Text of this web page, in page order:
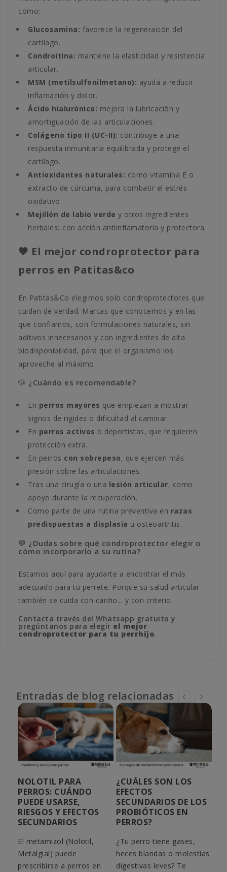
como:
Glucosamina: favorece la regeneración del
cartílago.
Condroitina: mantiene la elasticidad y resistencia
articular.
MSM (metilsulfonilmetano): ayuda a reducir
inflamación y dolor.
Ácido hialurónico: mejora la lubricación y
amortiguación de las articulaciones.
Colágeno tipo II (UC-II): contribuye a una
respuesta inmunitaria equilibrada y protege el
cartílago.
Antioxidantes naturales: como vitamina E o
extracto de cúrcuma, para combatir el estrés
oxidativo.
Mejillón de labio verde y otros ingredientes
herbales: con acción antiinflamatoria y protectora.
🧡 El mejor condroprotector para
perros en Patitas&co
En Patitas&Co elegimos solo condroprotectores que
cuidan de verdad. Marcas que conocemos y en las
que confiamos, con formulaciones naturales, sin
aditivos innecesarios y con ingredientes de alta
biodisponibilidad, para que el organismo los
aproveche al máximo.
🐶 ¿Cuándo es recomendable?
En perros mayores que empiezan a mostrar
signos de rigidez o dificultad al caminar.
En perros activos o deportistas, que requieren
protección extra.
En perros con sobrepeso, que ejercen más
presión sobre las articulaciones.
Tras una cirugía o una lesión articular, como
apoyo durante la recuperación.
Como parte de una rutina preventiva en razas
predispuestas a displasia u osteoartritis.
💬 ¿Dudas sobre qué condroprotector elegir o
cómo incorporarlo a su rutina?
Estamos aquí para ayudarte a encontrar el más
adecuado para tu perrete. Porque su salud articular
también se cuida con cariño... y con criterio.
Contacta través del Whatsapp gratuito y
pregúntanos para elegir el mejor
condroprotector para tu perrhijo.
Entradas de blog relacionadas
NOLOTIL PARA
PERROS: CUÁNDO
PUEDE USARSE,
RIESGOS Y EFECTOS
SECUNDARIOS
El metamizol (Nolotil,
Metalgial) puede
prescribirse a perros en
¿CUÁLES SON LOS
EFECTOS
SECUNDARIOS DE LOS
PROBIÓTICOS EN
PERROS?
¿Tu perro tiene gases,
heces blandas o molestias
digestivas leves? Te